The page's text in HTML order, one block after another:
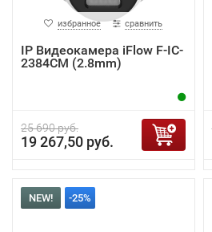
избранное сравнить
IP Видеокамера iFlow F-IC-
2384CM (2.8mm)
25 690 руб.
19 267,50 руб.
NEW! -25%